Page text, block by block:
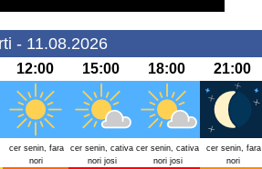
- 11.08.2026
12:00 15:00 18:00 21:00
cer senin, fara
nori
cer senin, cativa
nori josi
cer senin, cativa
nori josi
cer senin, fara
nori